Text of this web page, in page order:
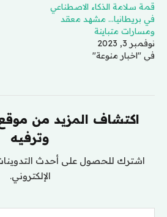
قمة سلامة الذكاء الاصطناعي
في بريطانيا… مشهد معقد
ومسارات متباينة
نوفمبر 3, 2023
في "اخبار منوعة"
اكتشاف المزيد من
وترفيه
اشترك للحصول على أحدث
الإلكتروني.
كتابة بريدك الإلكتروني...